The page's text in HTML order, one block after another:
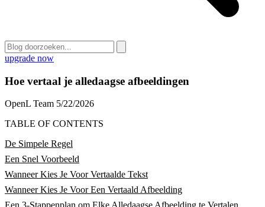
upgrade now
Hoe vertaal je alledaagse afbeeldingen
OpenL Team 5/22/2026
TABLE OF CONTENTS
De Simpele Regel
Een Snel Voorbeeld
Wanneer Kies Je Voor Vertaalde Tekst
Wanneer Kies Je Voor Een Vertaald Afbeelding